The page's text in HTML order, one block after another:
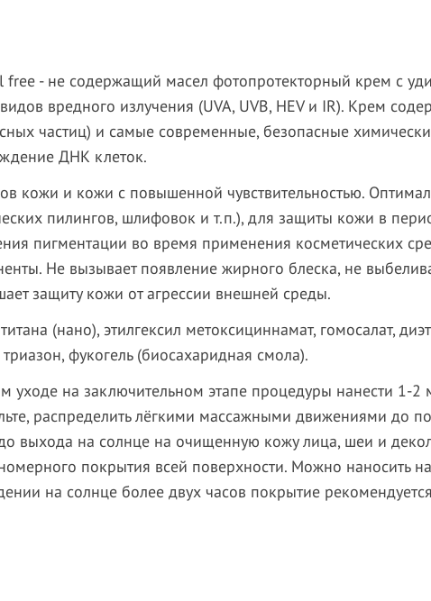
- не содержащий масел фотопротекторный крем с
вредного излучения (UVA, UVB, HEV и IR). Крем
частиц) и самые современные, безопасные
ДНК клеток.
кожи и кожи с повышенной чувствительностью.
пилингов, шлифовок и т.п.), для защиты кожи в
пигментации во время применения косметических
Не вызывает появление жирного блеска, не
защиту кожи от агрессии внешней среды.
(нано), этилгексил метоксициннамат, гомосалат,
фукогель (биосахаридная смола).
уходе на заключительном этапе процедуры нанести 1-2
распределить лёгкими массажными движениями до
выхода на солнце на очищенную кожу лица, шеи и
покрытия всей поверхности. Можно наносить
на солнце более двух часов покрытие